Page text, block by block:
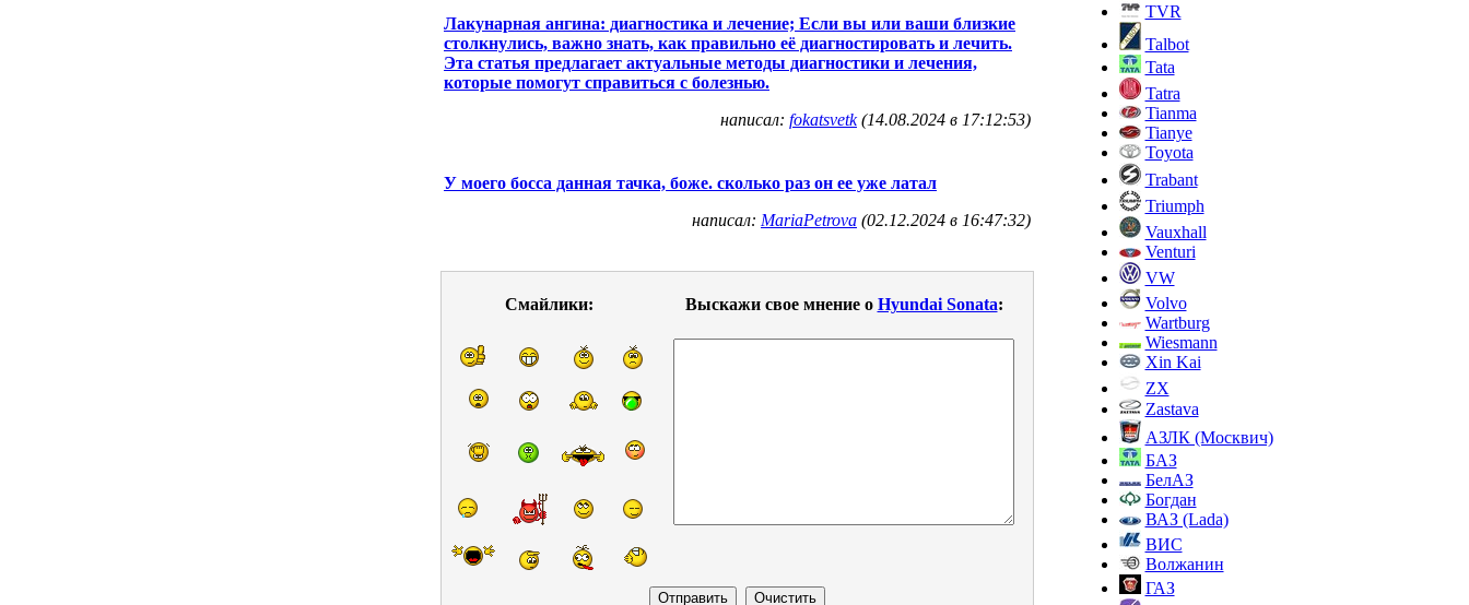
Лакунарная ангина: диагностика и лечение; Если вы или ваши близкие
столкнулись, важно знать, как правильно её диагностировать и лечить.
Эта статья предлагает актуальные методы диагностики и лечения,
которые помогут справиться с болезнью.
написал: fokatsvetk(14.08.2024 в 17:12:53)
У моего босса данная тачка, боже. сколько раз он ее уже латал
написал: MariaPetrova (02.12.2024 в 16:47:32)
Смайлики: Выскажи свое мнение о Hyundai Sonata:
TVR
Talbot
Tata
Tatra
Tianma
Tianye
Toyota
Trabant
Triumph
Vauxhall
Venturi
VW
Volvo
Wartburg
Wiesmann
Xin Kai
ZX
Zastava
АЗЛК (Москвич)
БАЗ
БелАЗ
Богдан
ВАЗ (Lada)
ВИС
Волжанин
ГАЗ